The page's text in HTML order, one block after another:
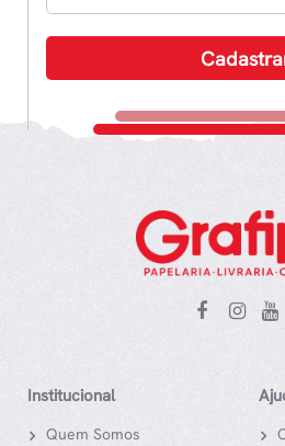
Institucional
Quem Somos